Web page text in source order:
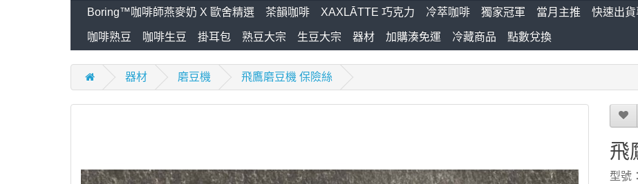
Boring™咖啡師燕麥奶 X 歐舍精選 茶韻咖啡 XAXLĀTTE 巧克力 冷萃咖啡 獨家冠軍 當月主推 快速出貨
咖啡熟豆 咖啡生豆 掛耳包 熟豆大宗 生豆大宗 器材 加購湊免運 冷藏商品 點數兌換
器材 磨豆機 飛鷹磨豆機 保險絲
飛
型號